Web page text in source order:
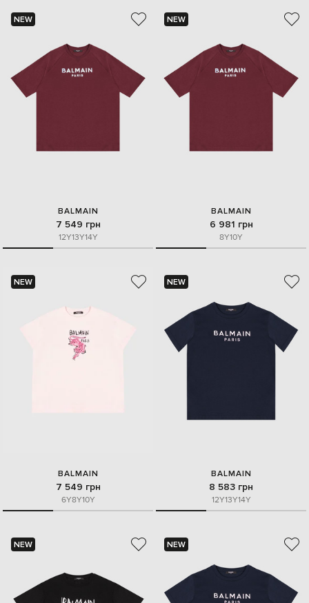
NEW
BALMAIN
7 549 грн
12Y13Y14Y
NEW
BALMAIN
6 981 грн
8Y10Y
NEW
BALMAIN
7 549 грн
6Y8Y10Y
NEW
BALMAIN
8 583 грн
12Y13Y14Y
NEW NEW